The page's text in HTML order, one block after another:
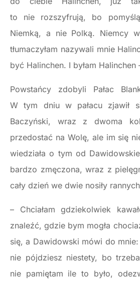
to nie rozszyfrują, bo
Niemką, a nie Polką. Niemcy
tłumaczyłam nazywali mnie
być Halinchen. I byłam Halinchen
Powstańcy zdobyli Pałac
W tym dniu w pałacu zjawił
Baczyński, wraz z dwoma
przedostać na Wolę, ale im się
wiedziała o tym od
bardzo zmęczona, wraz z
cały dzień we dwie nosiły
– Chciałam gdziekolwiek
znaleźć, gdzie bym mogła
się, a Dawidowski mówi do
nie pójdziesz niestety, bo
nie pamiętam ile to było,